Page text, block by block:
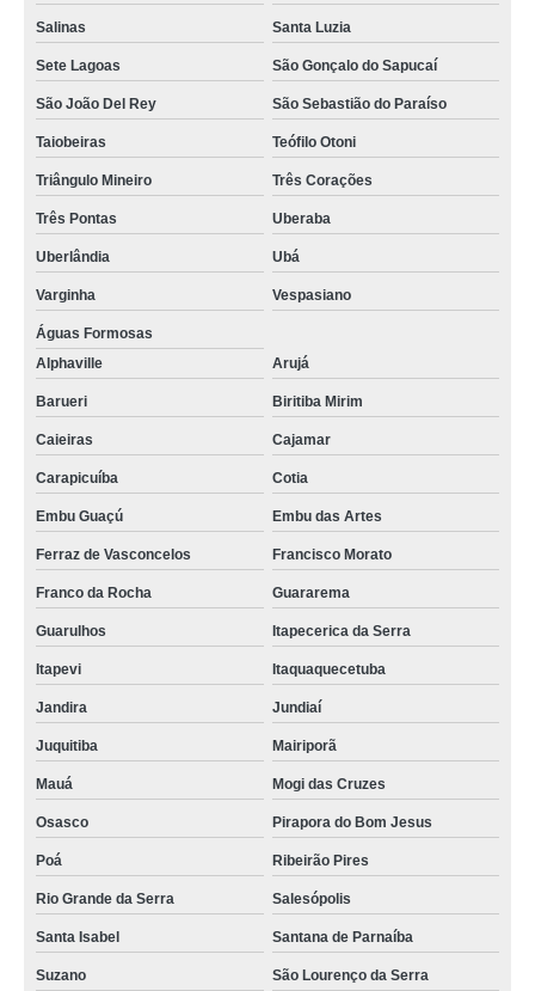
Salinas Santa Luzia
Sete Lagoas São Gonçalo do Sapucaí
São João Del Rey São Sebastião do Paraíso
Taiobeiras Teófilo Otoni
Triângulo Mineiro Três Corações
Três Pontas Uberaba
Uberlândia Ubá
Varginha Vespasiano
Águas Formosas
Alphaville
Arujá
Barueri Biritiba Mirim
Caieiras Cajamar
Carapicuíba Cotia
Embu Guaçú Embu das Artes
Ferraz de Vasconcelos Francisco Morato
Franco da Rocha Guararema
Guarulhos Itapecerica da Serra
Itapevi Itaquaquecetuba
Jandira Jundiaí
Juquitiba Mairiporã
Mauá Mogi das Cruzes
Osasco Pirapora do Bom Jesus
Poá Ribeirão Pires
Rio Grande da Serra Salesópolis
Santa Isabel Santana de Parnaíba
Suzano São Lourenço da Serra